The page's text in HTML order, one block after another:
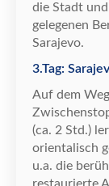
die Stadt
gelegenen
Sarajevo.
3.Tag:
Auf dem
(ca. 2 Std.)
orientalisch
u.a. die berü